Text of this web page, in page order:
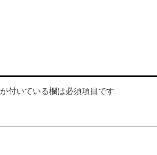
が付いている欄は必須項目です